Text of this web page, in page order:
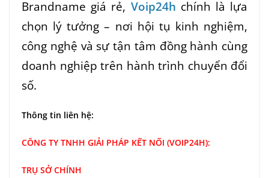
Brandname giá rẻ, Voip24h chính là lựa
chọn lý tưởng – nơi hội tụ kinh nghiệm,
công nghệ và sự tận tâm đồng hành cùng
doanh nghiệp trên hành trình chuyển đổi
số.
Thông tin liên hệ:
CÔNG TY TNHH GIẢI PHÁP KẾT NỐI (VOIP24H):
TRỤ SỞ CHÍNH